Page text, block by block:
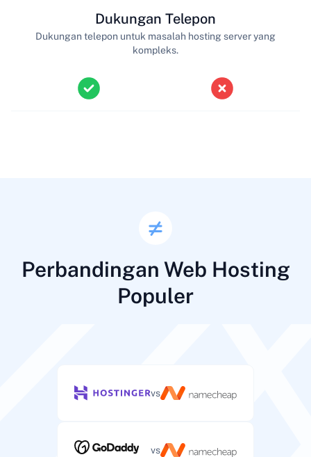
Dukungan Telepon
Dukungan telepon untuk masalah hosting server yang
kompleks.
Perbandingan Web Hosting
Populer
vs
vs